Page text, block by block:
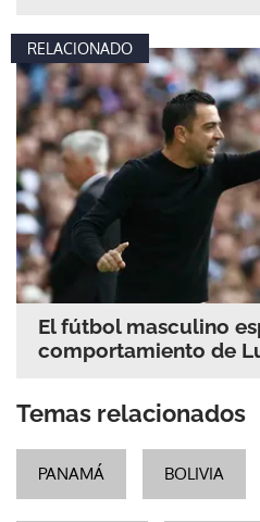
RELACIONADO
El fútbol masculino
comportamiento de
Temas relacionados
PANAMÁ BOLIVIA